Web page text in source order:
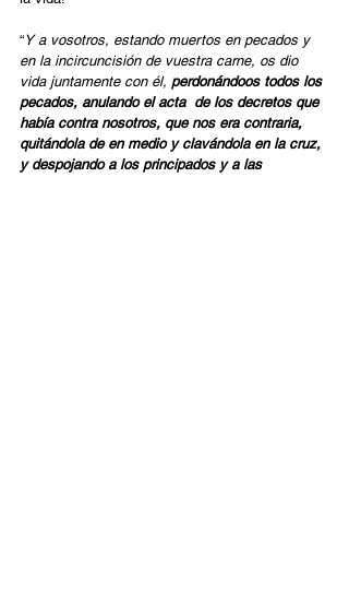
“Y a vosotros, estando muertos en pecados y
en la incircuncisión de vuestra carne, os dio
vida juntamente con él, perdonándoos todos los
pecados, anulando el acta  de los decretos que
había contra nosotros, que nos era contraria,
quitándola de en medio y clavándola en la cruz,
y despojando a los principados y a las